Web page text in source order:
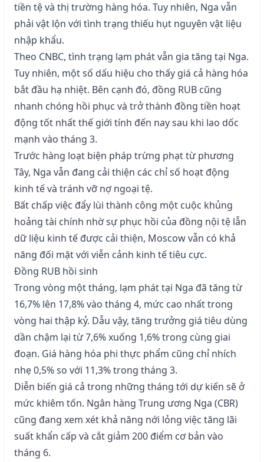
tiền tệ và thị trường hàng hóa. Tuy nhiên, Nga vẫn
phải vật lộn với tình trạng thiếu hụt nguyên vật liệu
nhập khẩu.
Theo CNBC, tình trạng lạm phát vẫn gia tăng tại Nga.
Tuy nhiên, một số dấu hiệu cho thấy giá cả hàng hóa
bắt đầu hạ nhiệt. Bên cạnh đó, đồng RUB cũng
nhanh chóng hồi phục và trở thành đồng tiền hoạt
động tốt nhất thế giới tính đến nay sau khi lao dốc
mạnh vào tháng 3.
Trước hàng loạt biện pháp trừng phạt từ phương
Tây, Nga vẫn đang cải thiện các chỉ số hoạt động
kinh tế và tránh vỡ nợ ngoại tệ.
Bất chấp việc đẩy lùi thành công một cuộc khủng
hoảng tài chính nhờ sự phục hồi của đồng nội tệ lẫn
dữ liệu kinh tế được cải thiện, Moscow vẫn có khả
năng đối mặt với viễn cảnh kinh tế tiêu cực.
Đồng RUB hồi sinh
Trong vòng một tháng, lạm phát tại Nga đã tăng từ
16,7% lên 17,8% vào tháng 4, mức cao nhất trong
vòng hai thập kỷ. Dẫu vậy, tăng trưởng giá tiêu dùng
dần chậm lại từ 7,6% xuống 1,6% trong cùng giai
đoạn. Giá hàng hóa phi thực phẩm cũng chỉ nhích
nhẹ 0,5% so với 11,3% trong tháng 3.
Diễn biến giá cả trong những tháng tới dự kiến sẽ ở
mức khiêm tốn. Ngân hàng Trung ương Nga (CBR)
cũng đang xem xét khả năng nới lỏng việc tăng lãi
suất khẩn cấp và cắt giảm 200 điểm cơ bản vào
tháng 6.